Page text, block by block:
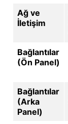
Ağ ve
İletişim
Bağlantılar
(Ön Panel)
Bağlantılar
(Arka
Panel)